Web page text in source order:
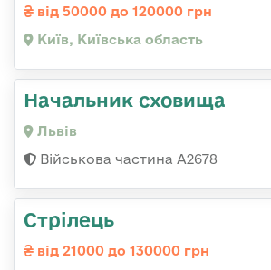
від 50000 до 120000 грн
Київ, Київська область
Начальник сховища
Львів
Військова частина А2678
Стрілець
від 21000 до 130000 грн